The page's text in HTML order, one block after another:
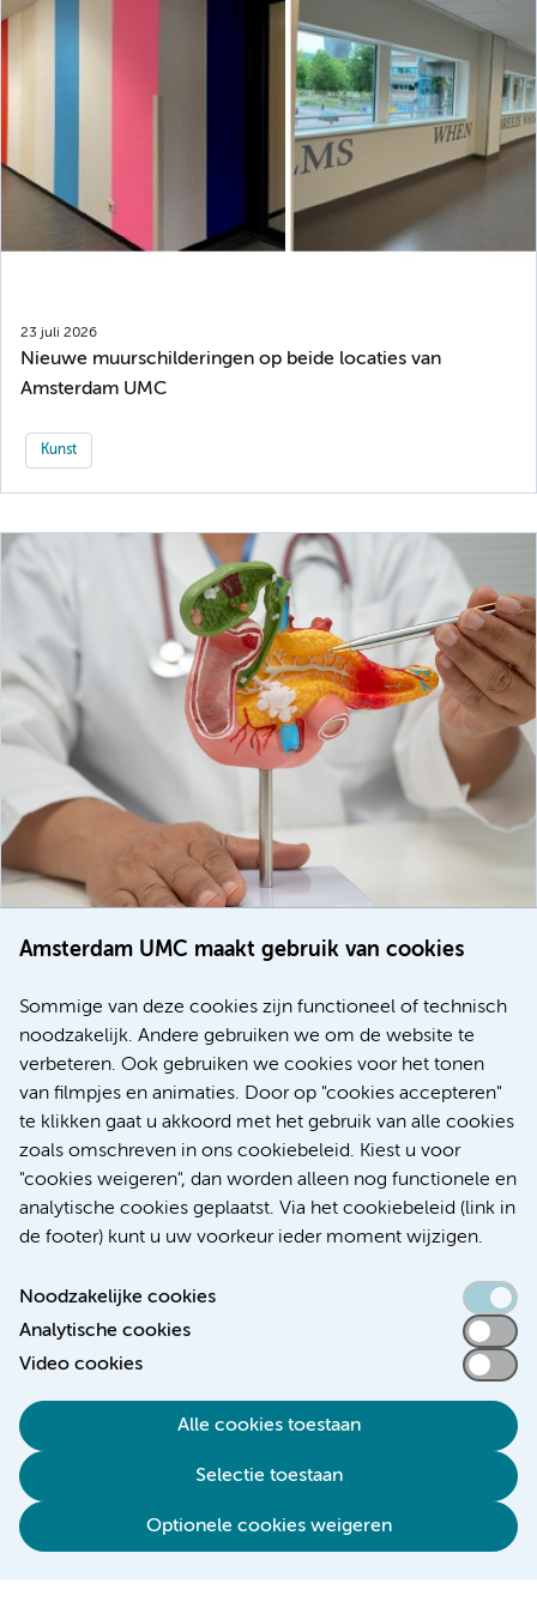
Amsterdam UMC maakt gebruik van cookies
Sommige van deze cookies zijn functioneel of technisch
noodzakelijk. Andere gebruiken we om de website te
verbeteren. Ook gebruiken we cookies voor het tonen
van filmpjes en animaties. Door op "cookies accepteren"
te klikken gaat u akkoord met het gebruik van alle cookies
zoals omschreven in ons cookiebeleid. Kiest u voor
"cookies weigeren", dan worden alleen nog functionele en
analytische cookies geplaatst. Via het cookiebeleid (link in
de footer) kunt u uw voorkeur ieder moment wijzigen.
Noodzakelijke cookies
Analytische cookies
Video cookies
Alle cookies toestaan
Selectie toestaan
Optionele cookies weigeren
23 juli 2026
Nieuwe muurschilderingen op beide locaties van
Amsterdam UMC
Kunst
voor patiënten met alvleesklierkanker verbeteren
Kanker Internationaal
Meer
Toegankelijkheidsverklaring
Algemene privacyverklaring